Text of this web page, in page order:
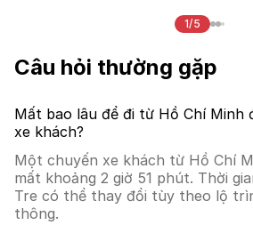
1/5
Câu hỏi thường gặp
Mất bao lâu để đi từ Hồ Chí Minh
xe khách?
Một chuyến xe khách từ Hồ Chí
mất khoảng 2 giờ 51 phút. Thời
Tre có thể thay đổi tùy theo lộ
thông.